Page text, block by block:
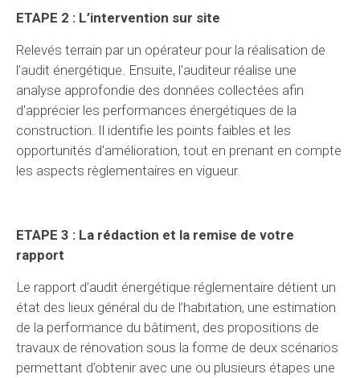
ETAPE 2 : L’intervention sur site
Relevés terrain par un opérateur pour la réalisation de
l’audit énergétique. Ensuite, l'auditeur réalise une
analyse approfondie des données collectées afin
d'apprécier les performances énergétiques de la
construction. Il identifie les points faibles et les
opportunités d'amélioration, tout en prenant en compte
les aspects règlementaires en vigueur.
ETAPE 3 : La rédaction et la remise de votre
rapport
Le rapport d’audit énergétique réglementaire détient un
état des lieux général du de l’habitation, une estimation
de la performance du bâtiment, des propositions de
travaux de rénovation sous la forme de deux scénarios
permettant d’obtenir avec une ou plusieurs étapes une